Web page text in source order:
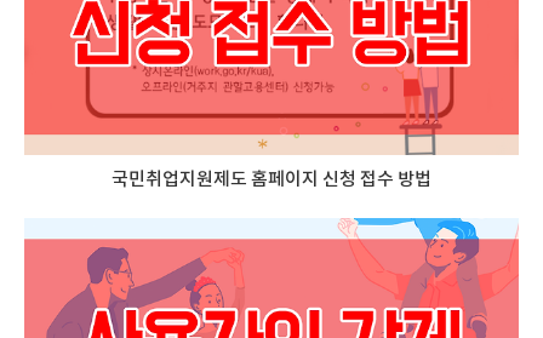
국민취업지원제도 홈페이지 신청 접수 방법